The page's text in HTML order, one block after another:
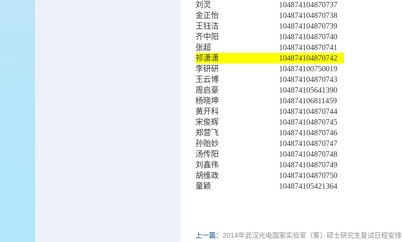
刘灵
104874104870737
金正怡
104874104870738
王钰洁
104874104870739
齐中阳
104874104870740
张超
104874104870741
祁潇潇
104874104870742
李研研
104874100750019
王云博
104874104870743
周启豪
104874105641390
杨晓坤
104874106811459
黄开科
104874104870744
宋俊辉
104874104870745
郑营飞
104874104870746
孙贻妙
104874104870747
汤传阳
104874104870748
刘鑫伟
104874104870749
胡维政
104874104870750
童颖
104874105421364
上一篇： 2014年武汉光电国家实验室（筹）硕士研究生复试日程安排